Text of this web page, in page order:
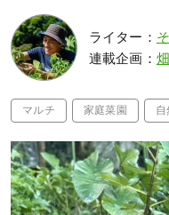
ライター：
連載企画：
マルチ 家庭菜園